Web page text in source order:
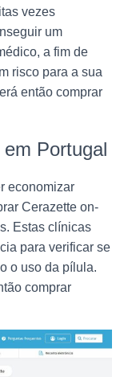
vezes
um
a fim de
risco para a sua
então comprar
Portugal
economizar
Cerazette on-
Estas clínicas
para verificar se
o uso da pílula.
comprar